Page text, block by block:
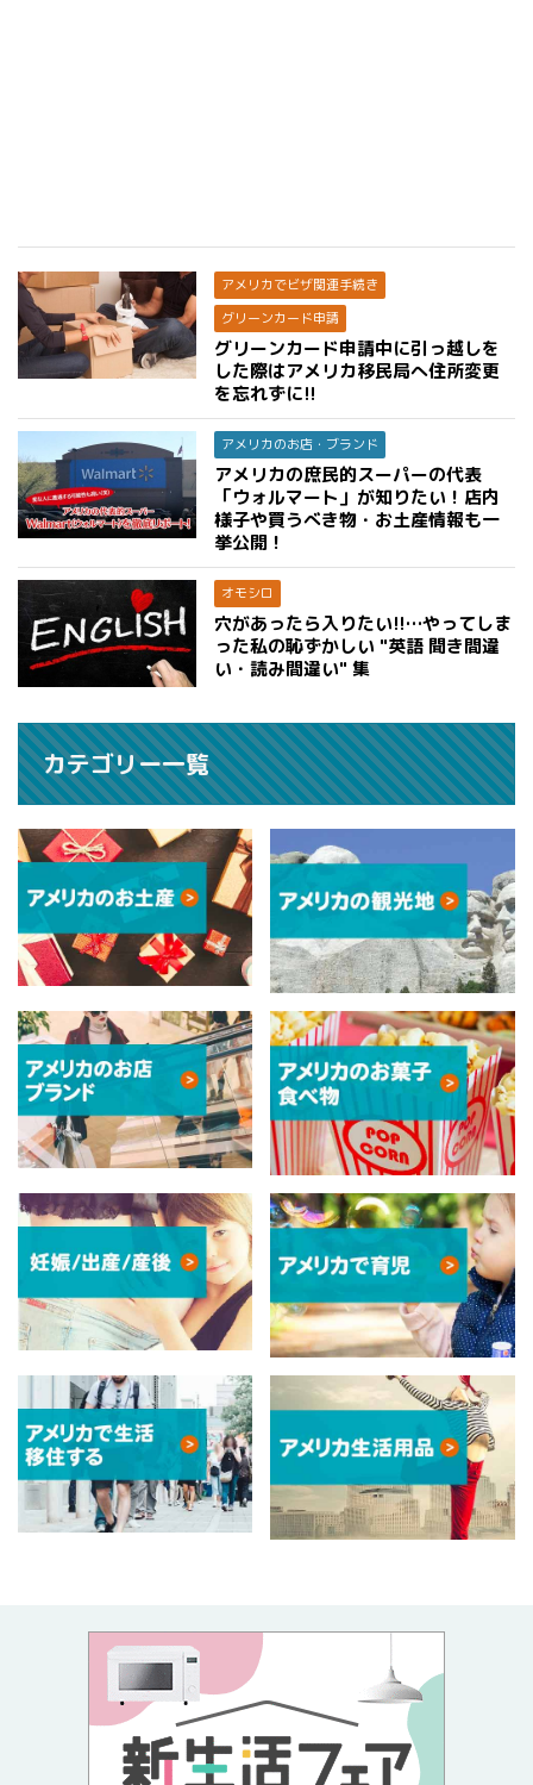
アメリカでビザ関連手続き
グリーンカード申請
グリーンカード申請中に引っ越しを
した際はアメリカ移民局へ住所変更
を忘れずに!!
アメリカのお店・ブランド
アメリカの庶民的スーパーの代表
「ウォルマート」が知りたい！店内
様子や買うべき物・お土産情報も一
挙公開！
オモシロ
穴があったら入りたい!!…やってしま
った私の恥ずかしい "英語 聞き間違
い・読み間違い" 集
カテゴリー一覧